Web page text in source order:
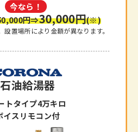
今なら！
円⇒30,000円(※)
置場所により金額が異なります。
石油給湯器
トタイプ4万キロ
イスリモコン付